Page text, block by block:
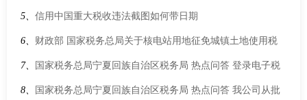
事项的公告
5、 信用中国重大税收违法截图如何带日期
6、 财政部 国家税务总局关于核电站用地征免城镇土地使用税
的通知
7、 国家税务总局宁夏回族自治区税务局 热点问答 登录电子税
务局，系统提示：“未查询到关联关系”。请问是什么原因？
8、 国家税务总局宁夏回族自治区税务局 热点问答 我公司从批